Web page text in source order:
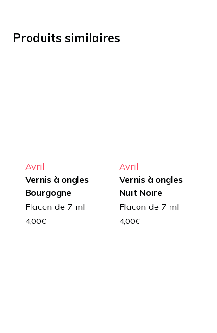
Produits similaires
Avril
Vernis à ongles
Bourgogne
Flacon de 7 ml
4,00€
Avril
Vernis à ongles
Nuit Noire
Flacon de 7 ml
4,00€